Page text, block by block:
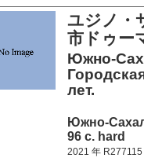
ユジノ
市ドゥー
Южно-
лет.
Южно-
96 c. hard
2021 年 R277115